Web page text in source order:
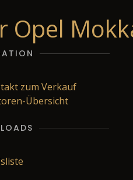
Opel
zum Verkauf
Übersicht